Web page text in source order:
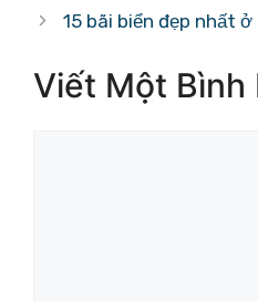
15 bãi biển đẹp nhất ở
Viết Một Bình